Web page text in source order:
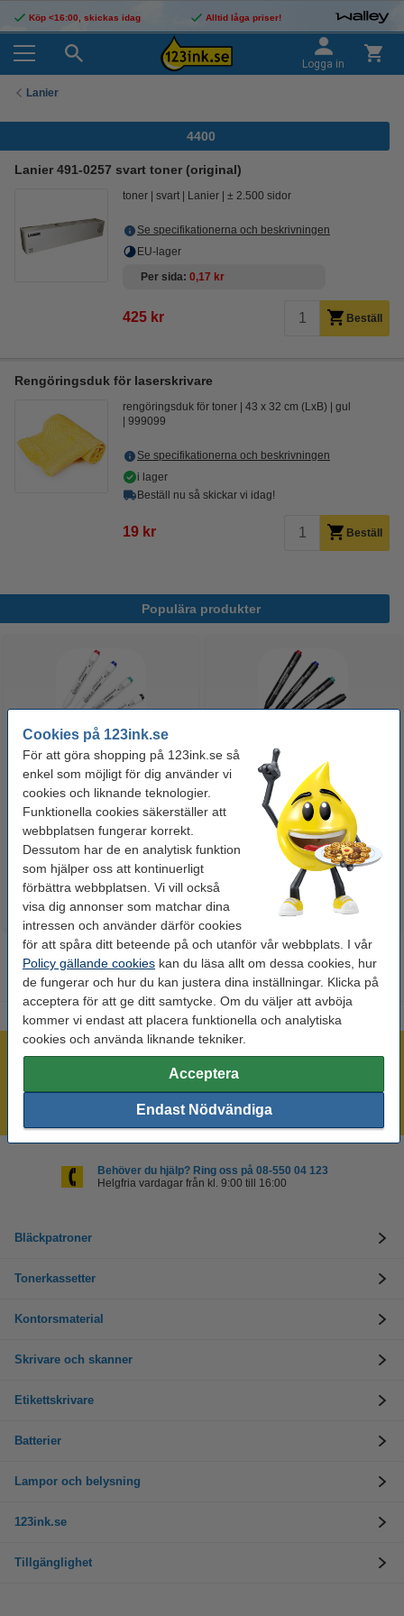
Cookies på 123ink.se
För att göra shopping på 123ink.se så
enkel som möjligt för dig använder vi
cookies och liknande teknologier.
Funktionella cookies säkerställer att
webbplatsen fungerar korrekt.
Dessutom har de en analytisk funktion
som hjälper oss att kontinuerligt
förbättra webbplatsen. Vi vill också
visa dig annonser som matchar dina
intressen och använder därför cookies
för att spåra ditt beteende på och utanför vår webbplats. I vår
Policy gällande cookies kan du läsa allt om dessa cookies, hur
de fungerar och hur du kan justera dina inställningar. Klicka på
acceptera för att ge ditt samtycke. Om du väljer att avböja
kommer vi endast att placera funktionella och analytiska
cookies och använda liknande tekniker.
Acceptera
Endast Nödvändiga
Köp <16:00, skickas idag Alltid låga priser!
Logga in
Lanier
4400
Lanier 491-0257 svart toner (original)
toner svart Lanier ± 2.500 sidor
Se specifikationerna och beskrivningen
EU-lager
Per sida 0,17 kr
425 kr Beställ
Rengöringsduk för laserskrivare
rengöringsduk för toner 43 x 32 cm (LxB)
gul
999099
Se specifikationerna och beskrivningen
i lager
Beställ nu så skickar vi idag!
19 kr Beställ
Populära produkter
Whiteboardpenna 2.5mm |
123ink | sorterade färger | 4st
60 kr Inkl. 25% Moms
Märkpenna permanent 2.5mm |
123ink | 4st
50 kr Inkl. 25% Moms
Mer än 300.000 kunder!
Beställ innan 16:00 så skickar vi idag!
Behöver du hjälp? Ring oss på 08-550 04 123
Helgfria vardagar från kl. 9:00 till 16:00
Bläckpatroner
Tonerkassetter
Kontorsmaterial
Skrivare och skanner
Etikettskrivare
Batterier
Lampor och belysning
123ink.se
Tillgänglighet